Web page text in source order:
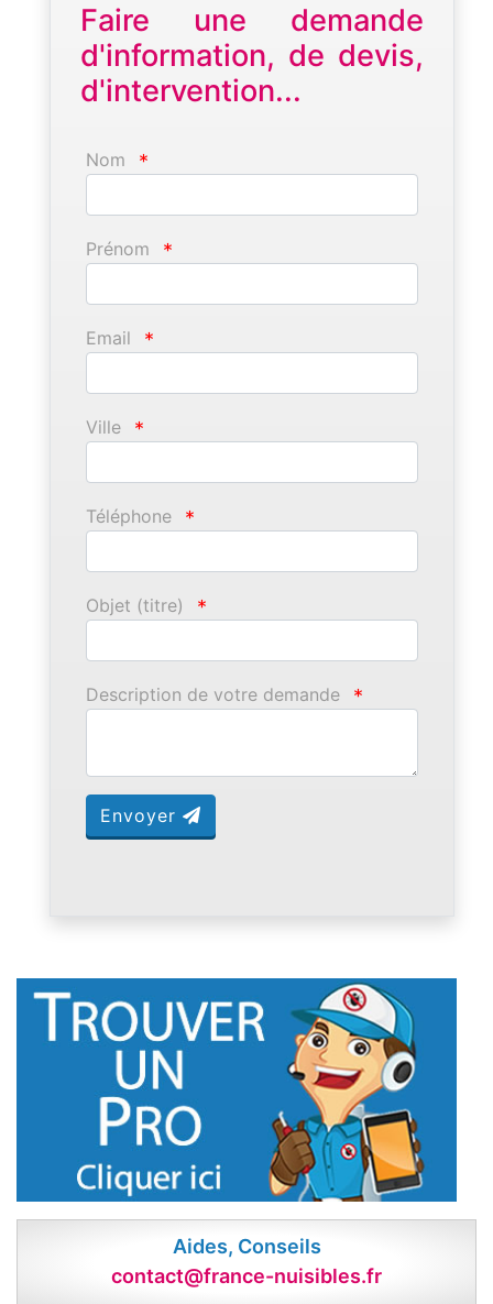
Faire une demande
d'information, de devis,
d'intervention...
Nom *
Prénom *
Email *
Ville *
Téléphone *
Objet (titre) *
Description de votre demande *
Envoyer
Aides, Conseils
contact@france-nuisibles.fr